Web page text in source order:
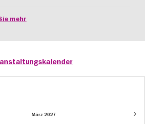
mehr
März 2027
Event